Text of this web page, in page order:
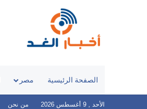
الصفحة الرئيسية مصر
الأحد , 9 أغسطس 2026 من نحن